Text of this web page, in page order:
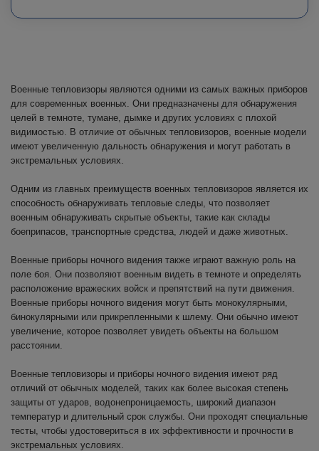
Военные тепловизоры являются одними из самых важных приборов
для современных военных. Они предназначены для обнаружения
целей в темноте, тумане, дымке и других условиях с плохой
видимостью. В отличие от обычных тепловизоров, военные модели
имеют увеличенную дальность обнаружения и могут работать в
экстремальных условиях.
Одним из главных преимуществ военных тепловизоров является их
способность обнаруживать тепловые следы, что позволяет
военным обнаруживать скрытые объекты, такие как склады
боеприпасов, транспортные средства, людей и даже животных.
Военные приборы ночного видения также играют важную роль на
поле боя. Они позволяют военным видеть в темноте и определять
расположение вражеских войск и препятствий на пути движения.
Военные приборы ночного видения могут быть монокулярными,
бинокулярными или прикрепленными к шлему. Они обычно имеют
увеличение, которое позволяет увидеть объекты на большом
расстоянии.
Военные тепловизоры и приборы ночного видения имеют ряд
отличий от обычных моделей, таких как более высокая степень
защиты от ударов, водонепроницаемость, широкий диапазон
температур и длительный срок службы. Они проходят специальные
тесты, чтобы удостовериться в их эффективности и прочности в
экстремальных условиях.